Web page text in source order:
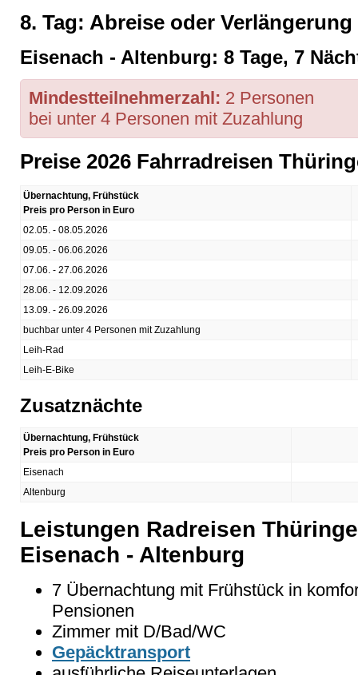
8. Tag: Abreise oder Verlängerung
Eisenach - Altenburg: 8 Tage, 7
Mindestteilnehmerzahl: 2 Personen
bei unter 4 Personen mit Zuzahlung
Preise 2026 Fahrradreisen
Übernachtung, Frühstück
Preis pro Person in Euro
02.05. - 08.05.2026
09.05. - 06.06.2026
07.06. - 27.06.2026
28.06. - 12.09.2026
13.09. - 26.09.2026
buchbar unter 4 Personen mit Zuzahlung
Leih-Rad
Leih-E-Bike
Zusatznächte
Übernachtung, Frühstück
Preis pro Person in Euro
Eisenach
Altenburg
Leistungen Radreisen
Eisenach - Altenburg
7 Übernachtung mit Frühstück in
Pensionen
Zimmer mit D/Bad/WC
Gepäcktransport